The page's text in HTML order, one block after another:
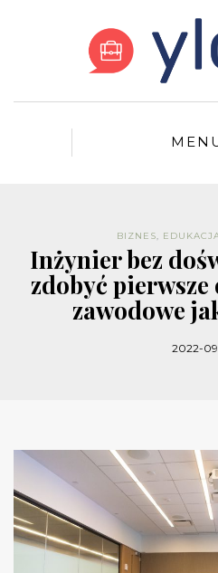
BIZNES,
Inżynier bez
zdobyć
zawodowe
2022-